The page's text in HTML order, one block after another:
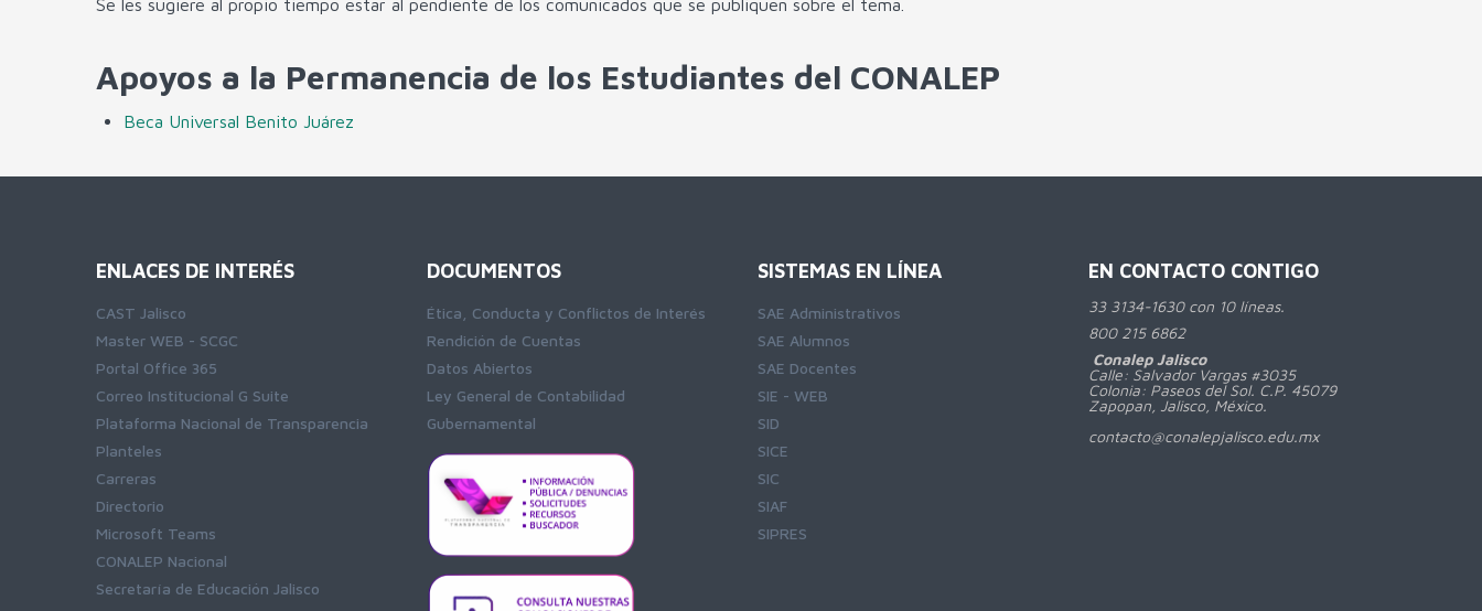
Se les sugiere al propio tiempo estar al pendiente de los comunicados que se publiquen sobre el tema.
Apoyos a la Permanencia de los Estudiantes del CONALEP
Beca Universal Benito Juárez
ENLACES DE INTERÉS
CAST Jalisco
Master WEB - SCGC
Portal Office 365
Correo Institucional G Suite
Plataforma Nacional de Transparencia
Planteles
Carreras
Directorio
Microsoft Teams
CONALEP Nacional
Secretaría de Educación Jalisco
DOCUMENTOS
Ética, Conducta y Conflictos de Interés
Rendición de Cuentas
Datos Abiertos
Ley General de Contabilidad
Gubernamental
SISTEMAS EN LÍNEA
SAE Administrativos
SAE Alumnos
SAE Docentes
SIE - WEB
SID
SICE
SIC
SIAF
SIPRES
EN CONTACTO CONTIGO
33 3134-1630 con 10 líneas.
800215 6862
Conalep Jalisco
Calle: Salvador Vargas #3035
Colonia: Paseos del Sol. C.P. 45079
Zapopan, Jalisco, México.
contacto@conalepjalisco.edu.mx